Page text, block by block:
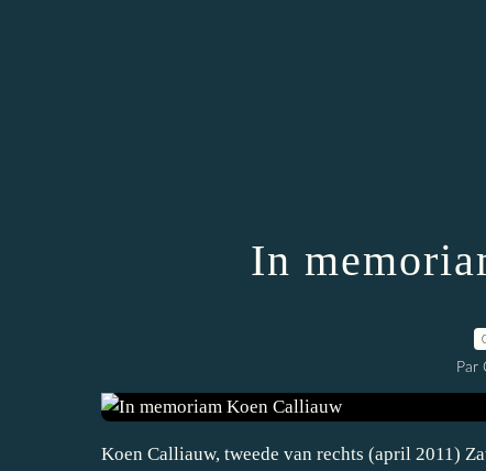
In
Par
Koen Calliauw, tweede van rechts (april 2011)